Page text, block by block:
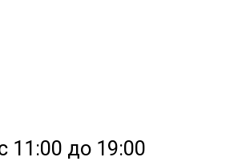
до 19:00